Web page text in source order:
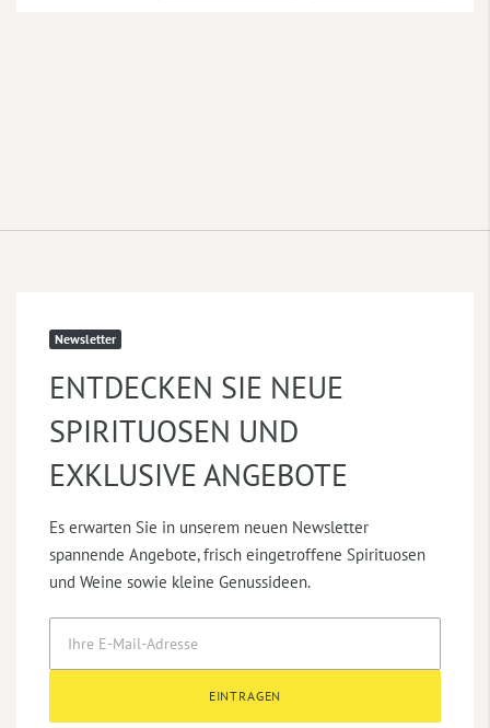
Newsletter
ENTDECKEN SIE NEUE
SPIRITUOSEN UND
EXKLUSIVE ANGEBOTE
Es erwarten Sie in unserem neuen Newsletter
spannende Angebote, frisch eingetroffene Spirituosen
und Weine sowie kleine Genussideen.
EINTRAGEN